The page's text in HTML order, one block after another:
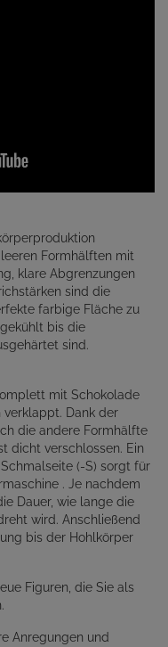
Formhälften mit
klare Abgrenzungen
sind die
farbige Fläche zu
bis die
sind.
mit Schokolade
Dank der
die andere Formhälfte
dicht verschlossen. Ein
(-S) sorgt für
. Je nachdem
Dauer, wie lange die
wird. Anschließend
bis der Hohlkörper
Figuren, die Sie als
Anregungen und